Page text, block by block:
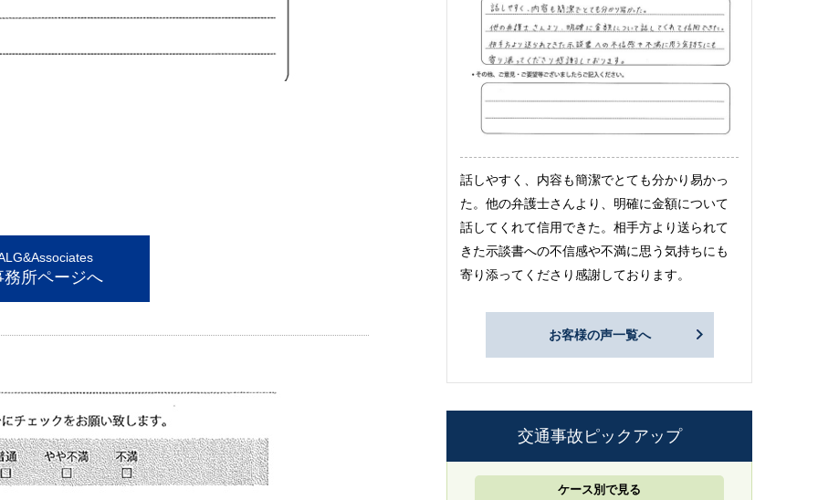
所ページへ
話しやすく、内容も簡潔でとても分かり易かっ
た。他の弁護士さんより、明確に金額について
話してくれて信用できた。相手方より送られて
きた示談書への不信感や不満に思う気持ちにも
寄り添ってくださり感謝しております。
お客様の声一覧へ
交通事故ピックアップ
ケース別で見る